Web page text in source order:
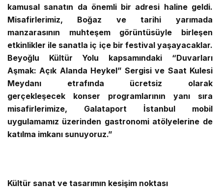
kamusal sanatın da önemli bir adresi haline geldi.
Misafirlerimiz, Boğaz ve tarihi yarımada
manzarasının muhteşem görüntüsüyle birleşen
etkinlikler ile sanatla iç içe bir festival yaşayacaklar.
Beyoğlu Kültür Yolu kapsamındaki “Duvarları
Aşmak: Açık Alanda Heykel” Sergisi ve Saat Kulesi
Meydanı etrafında ücretsiz olarak
gerçekleşecek konser programlarının yanı sıra
misafirlerimize, Galataport İstanbul mobil
uygulamamız üzerinden gastronomi atölyelerine de
katılma imkanı sunuyoruz.”
Kültür sanat ve tasarımın kesişim noktası